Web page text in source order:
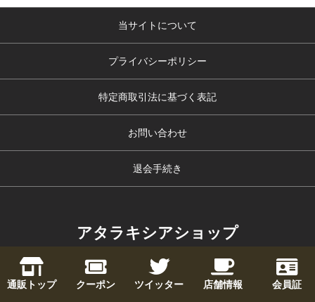
当サイトについて
プライバシーポリシー
特定商取引法に基づく表記
お問い合わせ
退会手続き
アタラキシアショップ
通販トップ クーポン ツイッター 店舗情報 会員証